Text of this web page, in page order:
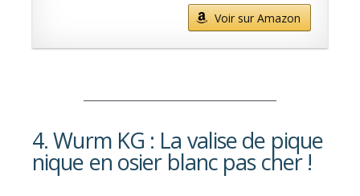
Voir sur Amazon
4. Wurm KG : La valise de pique
nique en osier blanc pas cher !